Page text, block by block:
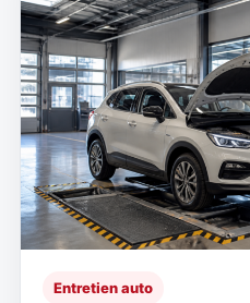
Entretien auto